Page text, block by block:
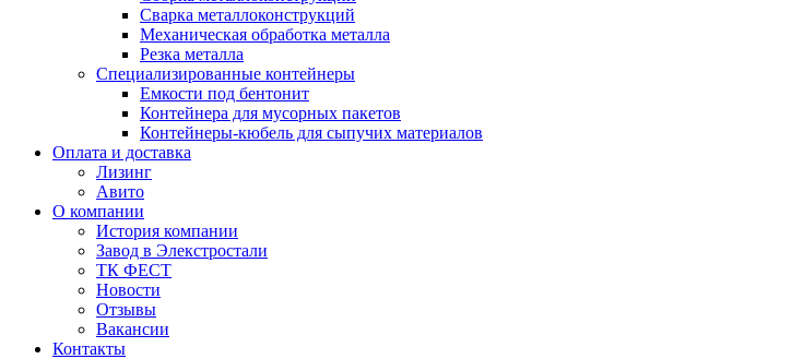
Сварка металлоконструкций
Механическая обработка металла
Резка металла
Специализированные контейнеры
Емкости под бентонит
Контейнера для мусорных пакетов
Контейнеры-кюбель для сыпучих материалов
Оплата и доставка
Лизинг
Авито
О компании
История компании
Завод в Элекстростали
ТК ФЕСТ
Новости
Отзывы
Вакансии
Контакты